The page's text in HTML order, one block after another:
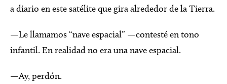
a diario en este satélite que gira alrededor de la Tierra.
—Le llamamos “nave espacial” —contesté en tono
infantil. En realidad no era una nave espacial.
—Ay, perdón.